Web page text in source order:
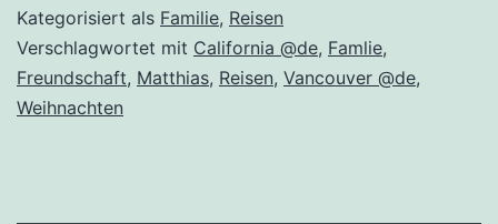
Kategorisiert als Familie, Reisen
Verschlagwortet mit California @de, Famlie,
Freundschaft, Matthias, Reisen, Vancouver @de,
Weihnachten